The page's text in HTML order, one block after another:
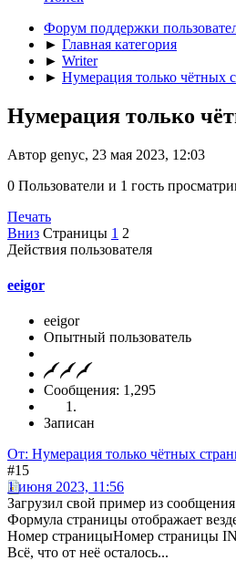
Форум поддержки
► Главная категория
► Writer
► Нумерация только чётных
Нумерация только
Автор genyc, 23 мая 2023, 12:03
0 Пользователи и 1 гость
Печать
Вниз Страницы 1 2
Действия пользователя
eeigor
eeigor
Опытный пользователь
Сообщения: 1,295
Записан
От: Нумерация только чётных
#15
1 июня 2023, 11:56
Загрузил свой пример из
Формула страницы отображает
Номер страницыНомер страницы
Всё, что от неё осталось...